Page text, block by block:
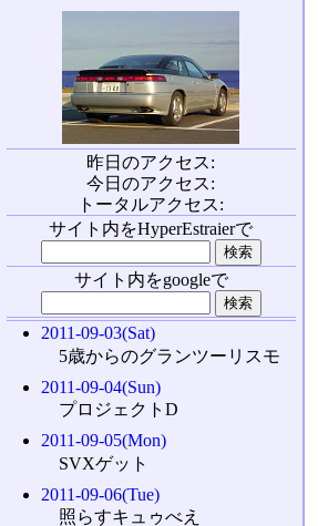
昨日のアクセス:
今日のアクセス:
トータルアクセス:
サイト内をHyperEstraierで
サイト内をgoogleで
2011-09-03(Sat)
5歳からのグランツーリスモ
2011-09-04(Sun)
プロジェクトD
2011-09-05(Mon)
SVXゲット
2011-09-06(Tue)
照らすキュゥべえ